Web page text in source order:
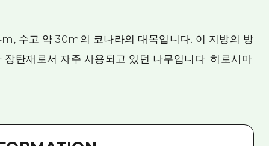
수고 약 30m의 코나라의 대목입니다. 이 지방의 방
장탄재로서 자주 사용되고 있던 나무입니다. 히로시마